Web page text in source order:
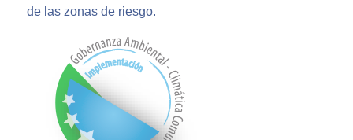
de las zonas de riesgo.